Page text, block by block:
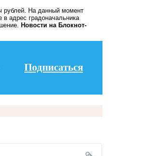
рублей. На данный момент
адрес градоначальника
Новости на Блoкнoт-
Подписаться